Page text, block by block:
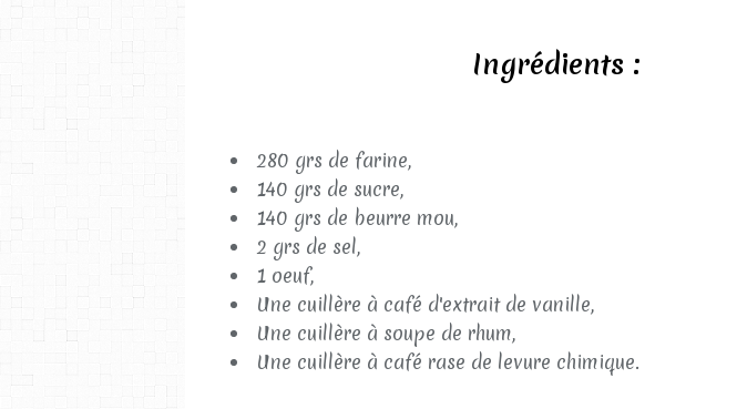
Ingrédients :
280 grs de farine,
140 grs de sucre,
140 grs de beurre mou,
2 grs de sel,
1 oeuf,
Une cuillère à café d'extrait de vanille,
Une cuillère à soupe de rhum,
Une cuillère à café rase de levure chimique.